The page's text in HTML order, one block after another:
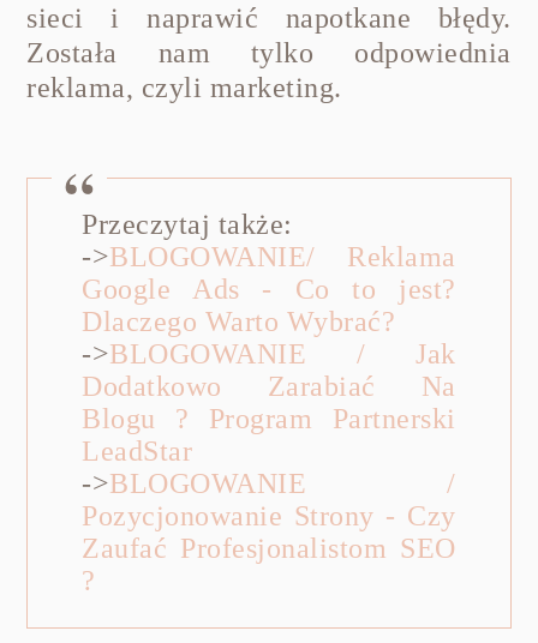
sieci i naprawić napotkane błędy.
Została nam tylko odpowiednia
reklama, czyli marketing.
Przeczytaj także:
->BLOGOWANIE/ Reklama
Google Ads - Co to jest?
Dlaczego Warto Wybrać?
->BLOGOWANIE / Jak
Dodatkowo Zarabiać Na
Blogu ? Program Partnerski
LeadStar
->BLOGOWANIE /
Pozycjonowanie Strony - Czy
Zaufać Profesjonalistom SEO
?